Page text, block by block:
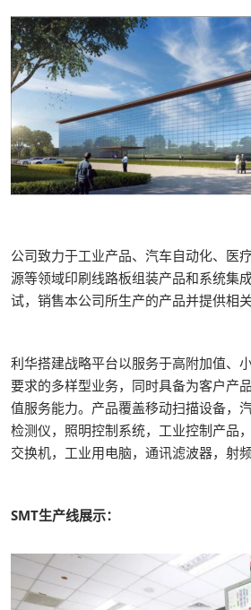
公司致力于工业产品、汽车自动化、医
源等领域印刷线路板组装产品和系统集
试，销售本公司所生产的产品并提供相关
利华搭建战略平台以服务于高附加值、
要求的多样型业务，同时具备为客户产
值服务能力。产品覆盖移动扫描设备，
检测仪，照明控制系统，工业控制产品
交换机，工业用电脑，通讯滤波器，射
SMT生产线展示：